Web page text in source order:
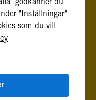
then the art form at
At least, this is
in December. I had
& […]
godkänner du
"Inställningar"
som du vill